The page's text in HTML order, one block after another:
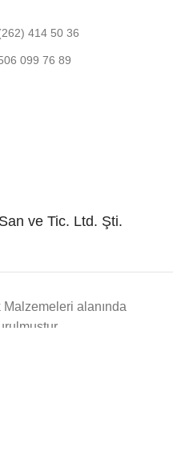
414 50 36
099 76 89
ve Tic. Ltd. Şti.
Malzemeleri alanında